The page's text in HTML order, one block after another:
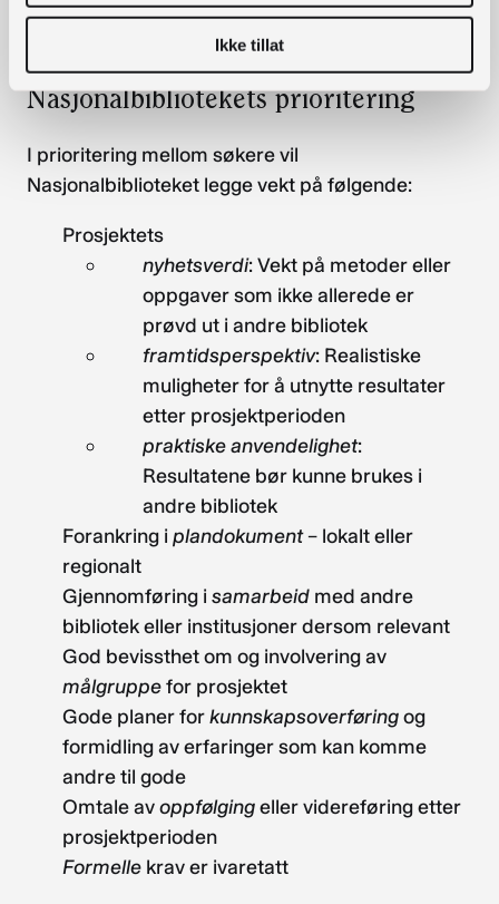
Ikke tillat
sikte på salg eller til kompetanseutvikling som
Nasjonalbibliotekets prioritering
I prioritering mellom søkere vil
Nasjonalbiblioteket legge vekt på følgende:
Prosjektets
nyhetsverdi: Vekt på metoder eller
oppgaver som ikke allerede er
prøvd ut i andre bibliotek
framtidsperspektiv: Realistiske
muligheter for å utnytte resultater
etter prosjektperioden
praktiskeanvendelighet:
Resultatene bør kunne brukes i
andre bibliotek
Forankring i plandokument– lokalt eller
regionalt
Gjennomføring i samarbeid med andre
bibliotek eller institusjoner dersom relevant
God bevissthet om og involvering av
målgruppefor prosjektet
Gode planer forkunnskapsoverføringog
formidling av erfaringer som kan komme
andre til gode
Omtale avoppfølgingeller videreføring etter
prosjektperioden
Formelle krav er ivaretatt